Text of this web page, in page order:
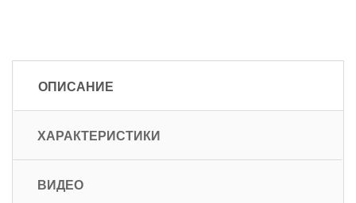
ОПИСАНИЕ
ХАРАКТЕРИСТИКИ
ВИДЕО